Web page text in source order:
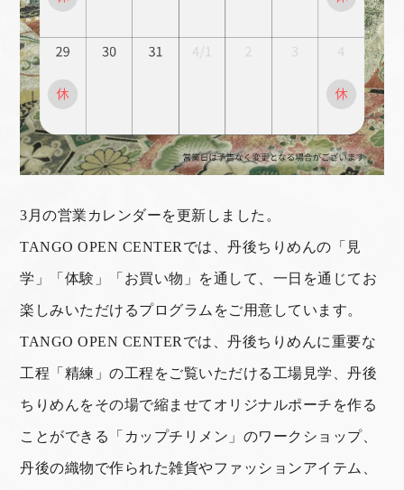
3月の営業カレンダーを更新しました。
TANGO OPEN CENTERでは、丹後ちりめんの「見
学」「体験」「お買い物」を通して、一日を通じてお
楽しみいただけるプログラムをご用意しています。
TANGO OPEN CENTERでは、丹後ちりめんに重要な
工程「精練」の工程をご覧いただける工場見学、丹後
ちりめんをその場で縮ませてオリジナルポーチを作る
ことができる「カップチリメン」のワークショップ、
丹後の織物で作られた雑貨やファッションアイテム、